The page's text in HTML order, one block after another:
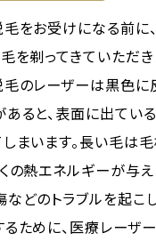
をお受けになる前に
を剃ってきていただき
のレーザーは黒色に
ると、表面に出てい
まいます。長い毛は
の熱エネルギーが与え
どのトラブルを起こ
ために、医療レーザ